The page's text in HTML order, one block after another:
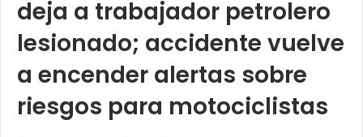
deja a trabajador petrolero
lesionado; accidente vuelve
a encender alertas sobre
riesgos para motociclistas